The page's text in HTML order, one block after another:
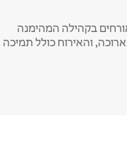
בקהילה המהימנה
והאירוח כולל תמיכה